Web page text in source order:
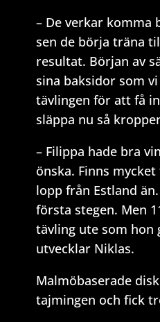
– De verkar komma
sen de börja träna
resultat. Början av
sina baksidor som
tävlingen för att få
släppa nu så
– Filippa hade bra
önska. Finns
lopp från Estland
första stegen. Men
tävling ute som hon
utvecklar Niklas.
Malmöbaserade
tajmingen och fick